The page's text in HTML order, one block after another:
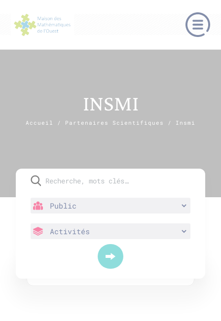
INSMI
Accueil / Partenaires Scientifiques / Insmi